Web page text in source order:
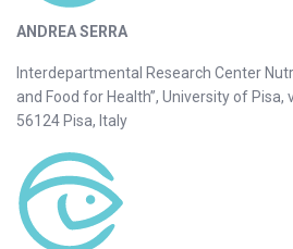
ANDREA SERRA
Interdepartmental Research Center
and Food for Health”, University of Pisa,
56124 Pisa, Italy